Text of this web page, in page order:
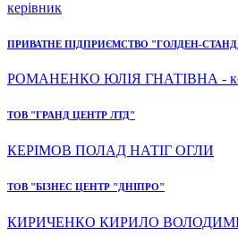
керівник
ПРИВАТНЕ ПІДПРИЄМСТВО "ГОЛДЕН-
РОМАНЕНКО ЮЛІЯ ГНАТІВНА -
ТОВ "ГРАНД ЦЕНТР ЛТД"
КЕРІМОВ ПОЛАД НАТІГ ОГЛИ
ТОВ "БІЗНЕС ЦЕНТР "ДНІПРО"
КИРИЧЕНКО КИРИЛО